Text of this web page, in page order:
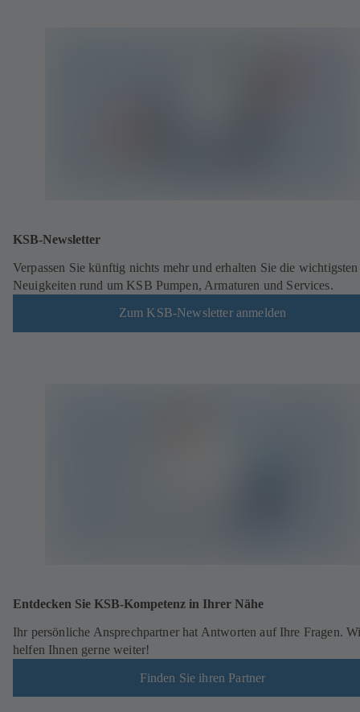
KSB-Newsletter
Verpassen Sie künftig nichts mehr und erhalten Sie die wichtigsten
Neuigkeiten rund um KSB Pumpen, Armaturen und Services.
Zum KSB-Newsletter anmelden
Entdecken Sie KSB-Kompetenz in Ihrer Nähe
Ihr persönliche Ansprechpartner hat Antworten auf Ihre Fragen.
helfen Ihnen gerne weiter!
Finden Sie ihren Partner